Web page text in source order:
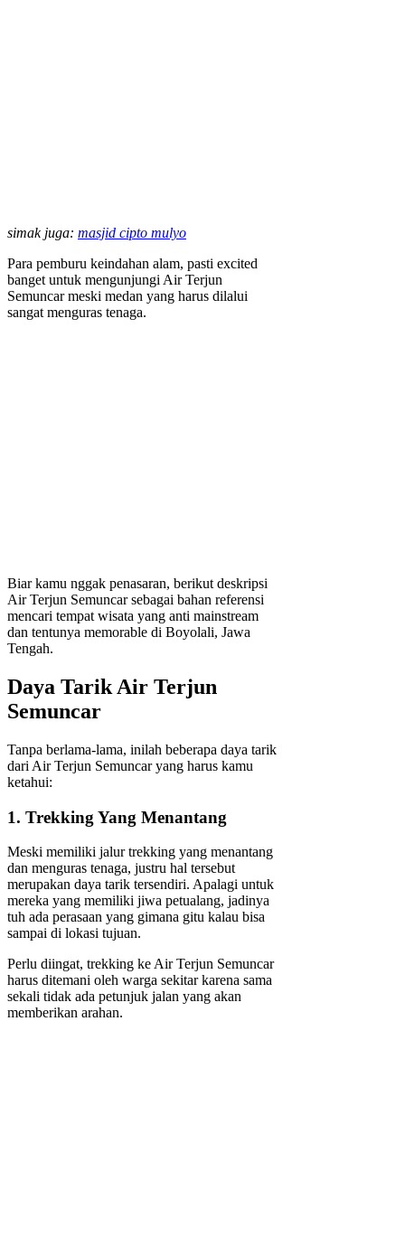
simak juga: masjid cipto mulyo
Para pemburu keindahan alam, pasti excited
banget untuk mengunjungi Air Terjun
Semuncar meski medan yang harus dilalui
sangat menguras tenaga.
Biar kamu nggak penasaran, berikut deskripsi
Air Terjun Semuncar sebagai bahan referensi
mencari tempat wisata yang anti mainstream
dan tentunya memorable di Boyolali, Jawa
Tengah.
Daya Tarik Air Terjun
Semuncar
Tanpa berlama-lama, inilah beberapa daya tarik
dari Air Terjun Semuncar yang harus kamu
ketahui:
1. Trekking Yang Menantang
Meski memiliki jalur trekking yang menantang
dan menguras tenaga, justru hal tersebut
merupakan daya tarik tersendiri. Apalagi untuk
mereka yang memiliki jiwa petualang, jadinya
tuh ada perasaan yang gimana gitu kalau bisa
sampai di lokasi tujuan.
Perlu diingat, trekking ke Air Terjun Semuncar
harus ditemani oleh warga sekitar karena sama
sekali tidak ada petunjuk jalan yang akan
memberikan arahan.